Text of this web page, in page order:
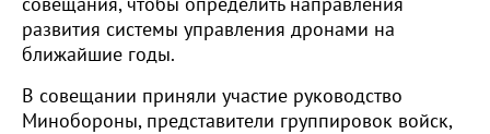
совещания, чтобы определить направления
развития системы управления дронами на
ближайшие годы.
В совещании приняли участие руководство
Минобороны, представители группировок войск,